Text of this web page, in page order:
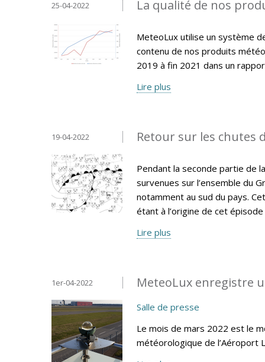
La qualité de nos
25-04-2022
MeteoLux utilise un système
contenu de nos produits
2019 à fin 2021 dans un
Lire plus
Retour sur les chutes
19-04-2022
Pendant la seconde partie de
survenues sur l’ensemble du
notamment au sud du pays.
étant à l’origine de cet épisode
Lire plus
MeteoLux enregistre
1er-04-2022
Salle de presse
Le mois de mars 2022 est le
météorologique de l’Aéroport